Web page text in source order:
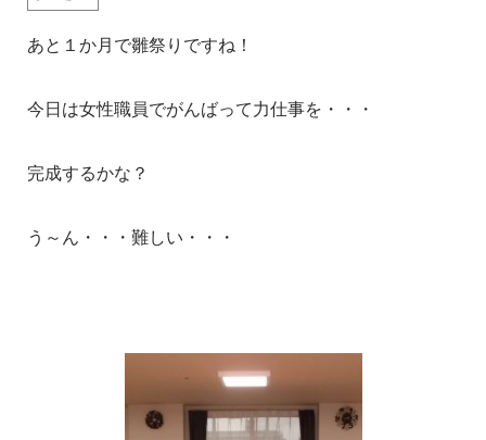
あと１か月で雛祭りですね！
今日は女性職員でがんばって力仕事を・・・
完成するかな？
う～ん・・・難しい・・・